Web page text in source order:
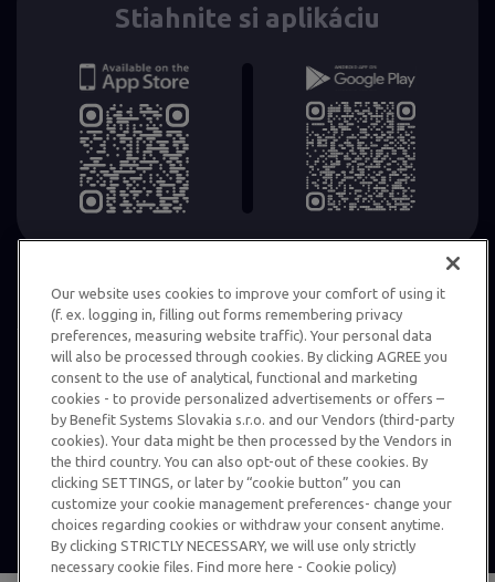
Stiahnite si aplikáciu
Ochrana informácií
Podmienky používania karty MultiSport
Vnútorný oznamovací systém
© 2024 Benefit Systems Slovakia s.r.o. Všetky práva vyhradené,
použitie informácií na iné ako súkromné účely je možné len
s písomným súhlasom – podrobnostiTU.
Our website uses cookies to improve your comfort of using it
(f. ex. logging in, filling out forms remembering privacy
preferences, measuring website traffic). Your personal data
will also be processed through cookies. By clicking AGREE you
consent to the use of analytical, functional and marketing
cookies - to provide personalized advertisements or offers –
by Benefit Systems Slovakia s.r.o. and our Vendors (third-party
cookies). Your data might be then processed by the Vendors in
the third country. You can also opt-out of these cookies. By
clicking SETTINGS, or later by “cookie button” you can
customize your cookie management preferences- change your
choices regarding cookies or withdraw your consent anytime.
By clicking STRICTLY NECESSARY, we will use only strictly
necessary cookie files. Find more here - Cookie policy)